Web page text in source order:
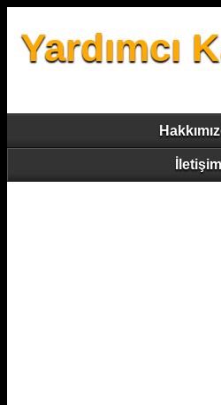
Yardımcı
İletişim